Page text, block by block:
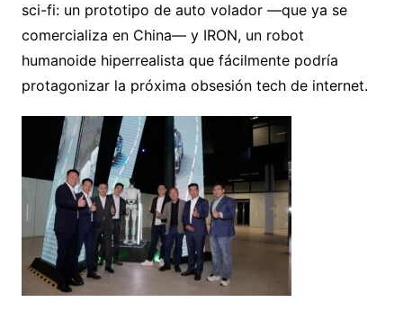
sci-fi: un prototipo de auto volador —que ya se
comercializa en China— y IRON, un robot
humanoide hiperrealista que fácilmente podría
protagonizar la próxima obsesión tech de internet.